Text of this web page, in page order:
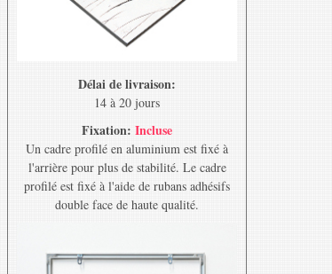
Délai de livraison:
14 à 20 jours
Fixation: Incluse
Un cadre profilé en aluminium est fixé à
l'arrière pour plus de stabilité. Le cadre
profilé est fixé à l'aide de rubans adhésifs
double face de haute qualité.